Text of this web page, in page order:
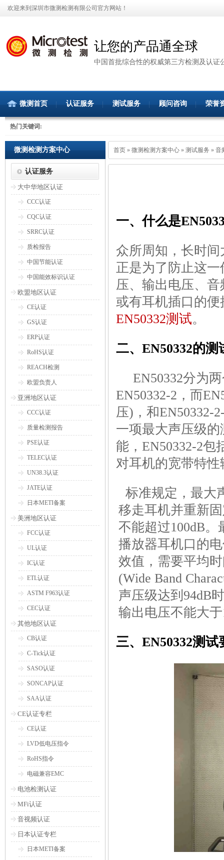
欢迎来到深圳市微测检测有限公司官方网站！
让您的产品通全球
中国首批综合性的权威第三方检测及认证
微测首页 认证服务 测试服务 顾问咨询 荣誉
热门关键词:
微测检测方案中心
认证服务
大中华地区认证
CCC认证
CQC认证
SRRC认证
质检报告
中国节能认证
中国能效标识认证
欧盟地区认证
CE认证
GS认证
ERP认证
RoHS认证
REACH检测
欧盟负责人
亚洲地区认证
CCC认证
质量检测报告
PSE认证
TELEC认证
UN38.3认证
JATE认证
日本METI备案
美洲地区认证
FCC认证
UL认证
IC认证
ETL认证
ASTM F963认证
CEC认证
其他地区认证
CB认证
C-Tick认证
SASO认证
SONCAP认证
SAA认证
CE认证专栏
CE认证
LVD低电压指令
RoHS指令
电磁兼容EMC
电池检测认证
MFi认证
音视频认证
日本认证专栏
日本METI备案
首页 » 微测检测方案中心 » 测试服务 » 音
一、什么是
众所周知，长时
正是为了防止这
压、输出电压、
或有耳机插口的
EN50332测试。
二、EN50332的测
EN50332分为两
EN50332-2，而
压)，和EN50332-
一项最大声压级
能，EN50332-2
对耳机的宽带特
标准规定，最大
移走耳机并重新
不能超过100dB。
播放器耳机口的
效值，需要平均
(Wide Band
声压级达到94dB
输出电压不能大
三、EN50332测试